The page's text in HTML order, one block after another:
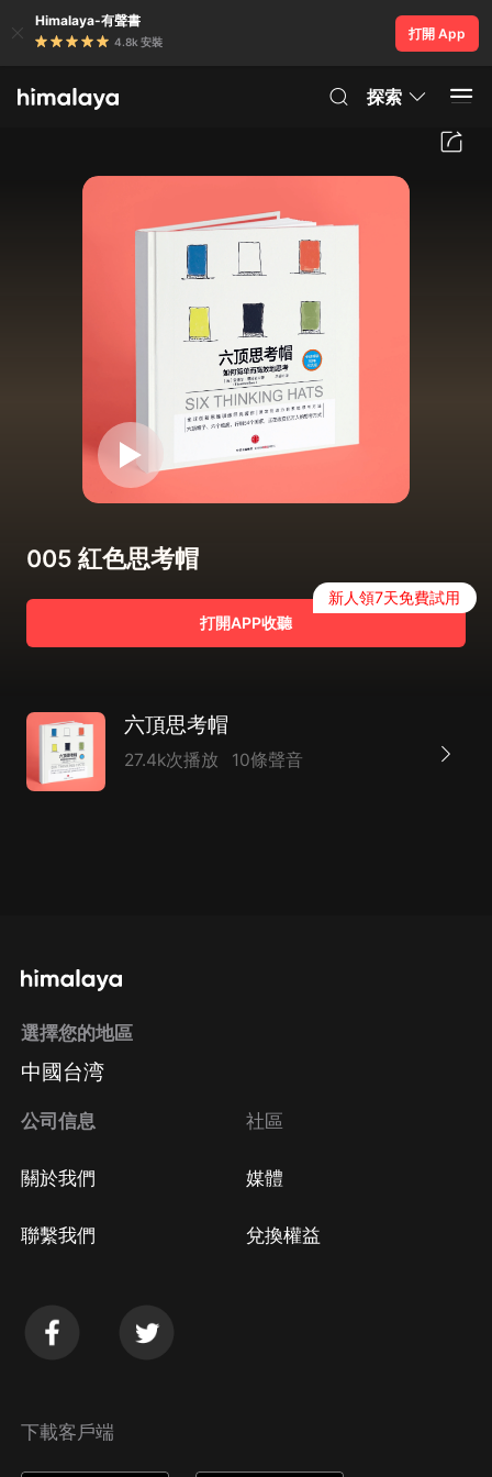
Himalaya-有聲書
4.8k 安裝
打開 App
探索
005 紅色思考帽
打開APP收聽
新人領7天免費試用
六頂思考帽
27.4k次播放 10條聲音
選擇您的地區
中國台湾
公司信息
關於我們
聯繫我們
社區
媒體
兌換權益
下載客戶端